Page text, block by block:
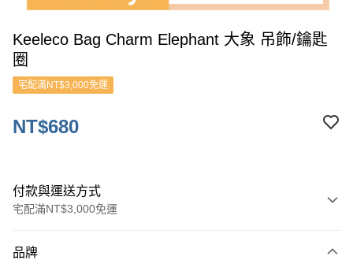
Keeleco Bag Charm Elephant 大象 吊飾/鑰匙
圈
宅配滿NT$3,000免運
NT$680
付款與運送方式
宅配滿NT$3,000免運
信用卡一次付款
品牌